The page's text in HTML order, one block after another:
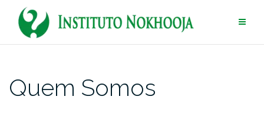
Quem Somos